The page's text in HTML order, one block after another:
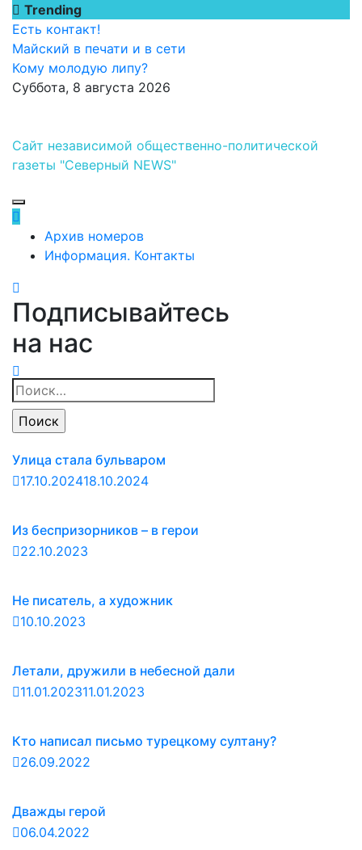
Перейти
содержимому
Trending
Есть контакт!
Майский в печати и в сети
Кому молодую липу?
Суббота, 8 августа 2026
Сайт независимой общественно-политической
газеты "Северный NEWS"
Архив номеров
Информация. Контакты
Подписывайтесь
на нас
Найти:
Улица стала бульваром
17.10.202418.10.2024
Из беспризорников – в герои
22.10.2023
Не писатель, а художник
10.10.2023
Летали, дружили в небесной дали
11.01.202311.01.2023
Кто написал письмо турецкому султану?
26.09.2022
Дважды герой
06.04.2022